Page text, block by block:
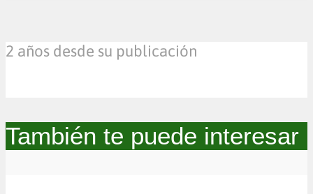
2 años desde su publicación
También te puede interesar